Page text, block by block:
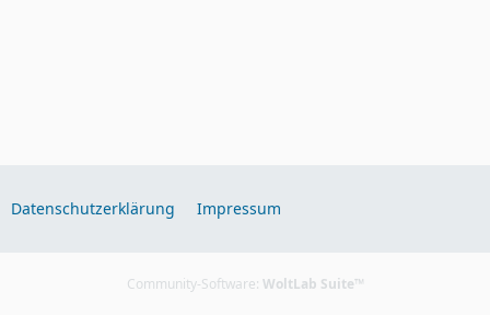
Datenschutzerklärung Impressum
Community-Software: WoltLab Suite™